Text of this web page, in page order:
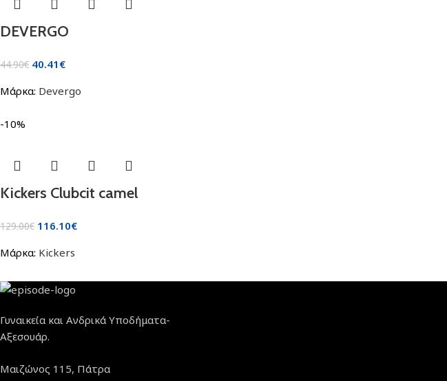
DEVERGO
44.90€ 40.41 €
Μάρκα: Devergo
-10%
Kickers Clubcit camel
129.00€ 116.10€
Μάρκα: Kickers
Γυναικεία και Ανδρικά Υποδήματα-
Αξεσουάρ.
Μαιζώνος 115, Πάτρα